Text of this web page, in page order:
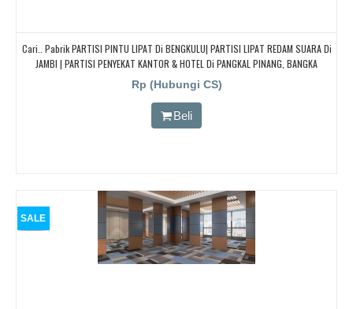
Cari.. Pabrik PARTISI PINTU LIPAT Di BENGKULU| PARTISI LIPAT REDAM SUARA Di
JAMBI | PARTISI PENYEKAT KANTOR & HOTEL Di PANGKAL PINANG, BANGKA
BELITUNG
Rp (Hubungi CS)
Beli
SALE